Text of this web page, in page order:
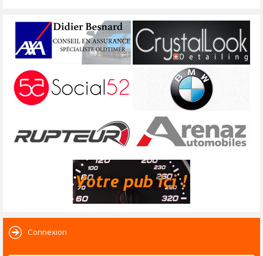
Connexion